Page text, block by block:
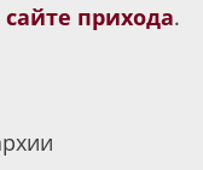
сайте прихода.